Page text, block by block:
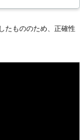
応可能ですので、
にミスはしませ
●他の業
断られてはいない
たもののため、正確性